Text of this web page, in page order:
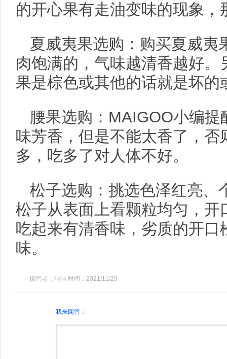
的开心果有走油变味的现象，
夏威夷果选购：购买夏威夷
肉饱满的，气味越清香越好
果是棕色或其他的话就是坏的
腰果选购：MAIGOO小编
味芳香，但是不能太香了，
多，吃多了对人体不好。
松子选购：挑选色泽红亮、
松子从表面上看颗粒均匀，
吃起来有清香味，劣质的开
味。
回答者：洁洁 时间：2021/11/29
我来回答：